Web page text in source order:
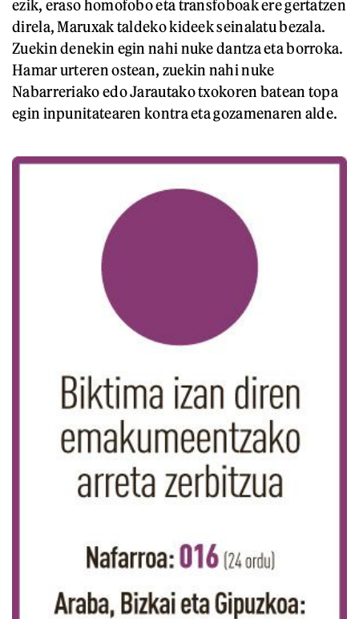
ezik, eraso homofobo eta transfoboak ere gertatzen
direla, Maruxak taldeko kideek seinalatu bezala.
Zuekin denekin egin nahi nuke dantza eta borroka.
Hamar urteren ostean, zuekin nahi nuke
Nabarreriako edo Jarautako txokoren batean topa
egin inpunitatearen kontra eta gozamenaren alde.